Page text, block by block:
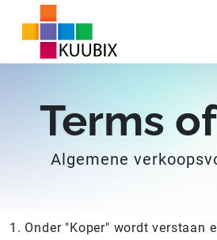
Terms
Algemene
1. Onder "Koper" wordt verstaan